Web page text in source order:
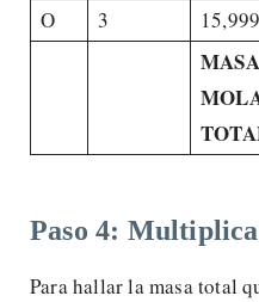
O
3 15,999
MASA
Paso 4:
Para hallar la masa total